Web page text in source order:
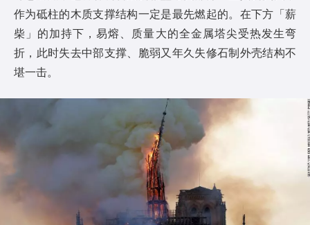
作为砥柱的木质支撑结构一定是最先燃起的。在下方「薪
柴」的加持下，易熔、质量大的全金属塔尖受热发生弯
折，此时失去中部支撑、脆弱又年久失修石制外壳结构不
堪一击。